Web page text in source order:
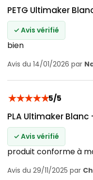
PETG Ultimaker
✓ Avis vérifié
bien
Avis du 14/01/2026 par
★★★★★5/5
PLA Ultimaker
✓ Avis vérifié
produit conforme à
Avis du 29/11/2025 par